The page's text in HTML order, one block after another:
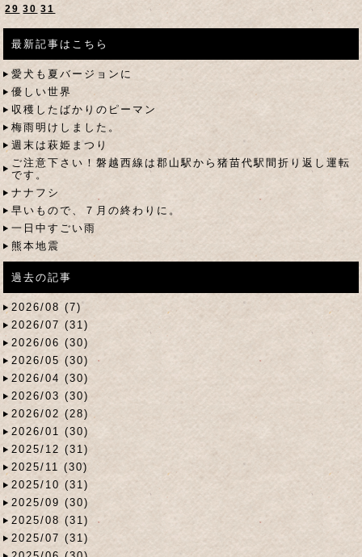
29 30 31
最新記事はこちら
愛犬も夏バージョンに
優しい世界
収穫したばかりのピーマン
梅雨明けしました。
週末は萩姫まつり
ご注意下さい！磐越西線は郡山駅から猪苗代駅間折り返し運転
です。
ナナフシ
早いもので、７月の終わりに。
一日中すごい雨
熊本地震
過去の記事
2026/08 (7)
2026/07 (31)
2026/06 (30)
2026/05 (30)
2026/04 (30)
2026/03 (30)
2026/02 (28)
2026/01 (30)
2025/12 (31)
2025/11 (30)
2025/10 (31)
2025/09 (30)
2025/08 (31)
2025/07 (31)